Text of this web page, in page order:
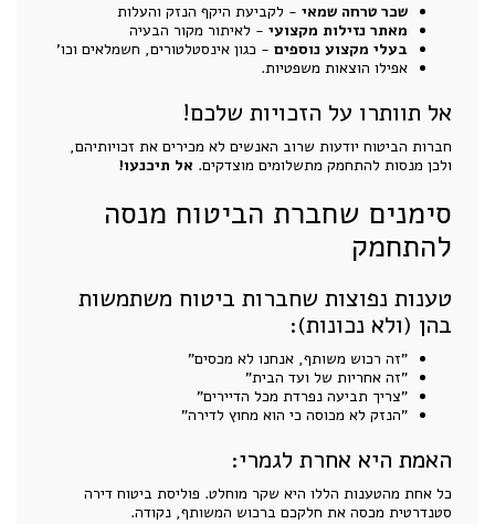
שכר טרחה שמאי - לקביעת היקף הנזק והעלות
מאתר נזילות מקצועי - לאיתור מקור הבעיה
בעלי מקצוע נוספים - כגון אינסטלטורים, חשמלאים וכו'
אפילו הוצאות משפטיות.
אל תוותרו על הזכויות שלכם!
חברות הביטוח יודעות שרוב האנשים לא מכירים את זכויותיהם,
ולכן מנסות להתחמק מתשלומים מוצדקים. אל תיכנעו!
סימנים שחברת הביטוח מנסה
להתחמק
טענות נפוצות שחברות ביטוח משתמשות
בהן (ולא נכונות):
"זה רכוש משותף, אנחנו לא מכסים"
"זה אחריות של ועד הבית"
"צריך תביעה נפרדת מכל הדיירים"
"הנזק לא מכוסה כי הוא מחוץ לדירה"
האמת היא אחרת לגמרי:
כל אחת מהטענות הללו היא שקר מוחלט. פוליסת ביטוח דירה
סטנדרטית מכסה את חלקכם ברכוש המשותף, נקודה.